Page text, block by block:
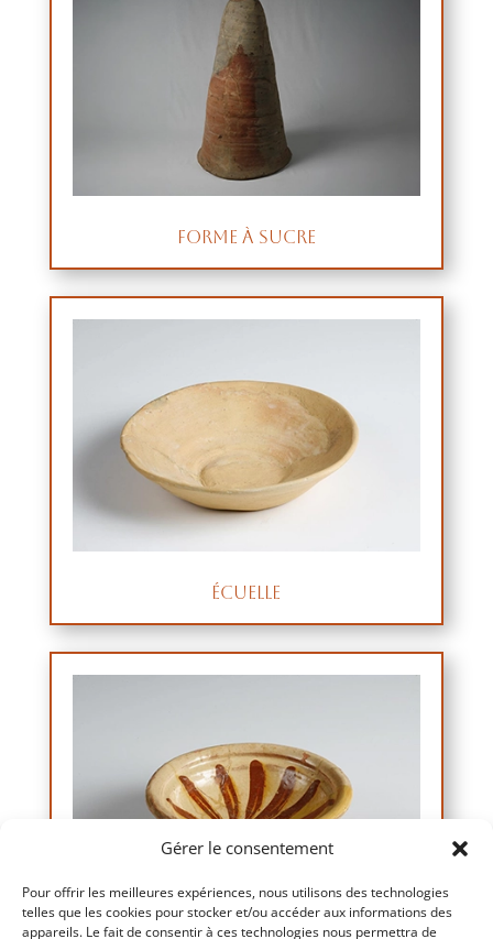
Gérer le consentement
Pour offrir les meilleures expériences, nous utilisons des technologies
telles que les cookies pour stocker et/ou accéder aux informations des
appareils. Le fait de consentir à ces technologies nous permettra de
Forme à sucre
Écuelle